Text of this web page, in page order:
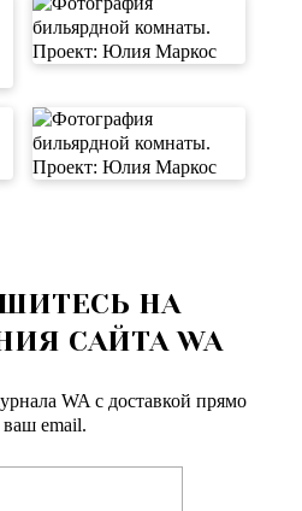
НА
САЙТА WA
WA c доставкой прямо
ваш email.